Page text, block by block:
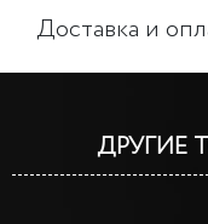
Доставка и
ДРУГИЕ